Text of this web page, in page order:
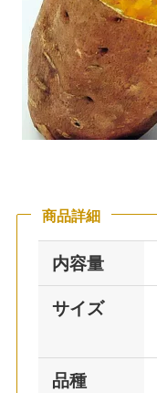
商品詳細
内容量
サイズ
品種